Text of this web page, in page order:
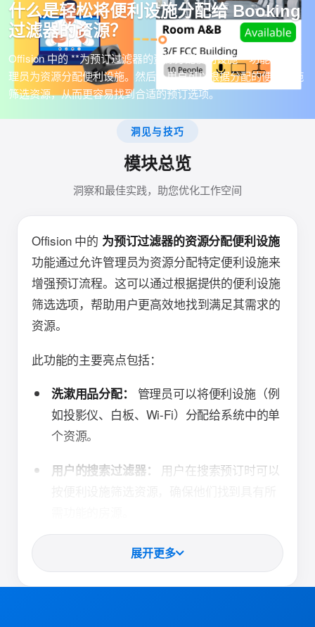
什么是轻松将便利设施分配给 Booking
过滤器的资源？
Offision 中的 **为预订过滤器的资源分配便利设施** 功能允许管
理员为资源分配便利设施。然后，用户可以根据分配的便利设施
筛选资源，从而更容易找到合适的预订选项。
洞见与技巧
模块总览
洞察和最佳实践，助您优化工作空间
Offision 中的 为预订过滤器的资源分配便利设施
功能通过允许管理员为资源分配特定便利设施来
增强预订流程。这可以通过根据提供的便利设施
筛选选项，帮助用户更高效地找到满足其需求的
资源。
此功能的主要亮点包括：
洗漱用品分配：
管理员可以将便利设施（例
如投影仪、白板、Wi-Fi）分配给系统中的单
个资源。
用户的搜索过滤器：
用户在搜索预订时可以
改进的预订体验：通过对资源和便利设施进
行分类，用户可以在寻找合适的选项时节省
时间，从而提高效率和满意度。
展开更多